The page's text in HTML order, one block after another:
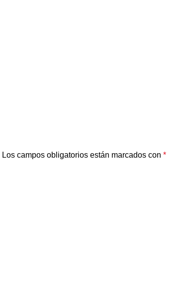
Los campos obligatorios están marcados con *